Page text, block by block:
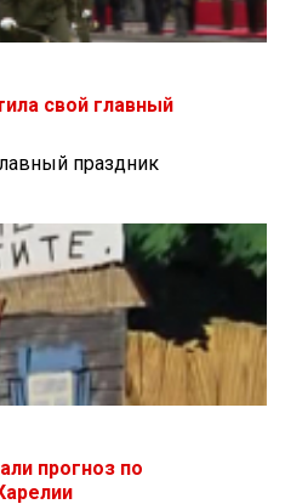
свой главный
праздник
прогноз по